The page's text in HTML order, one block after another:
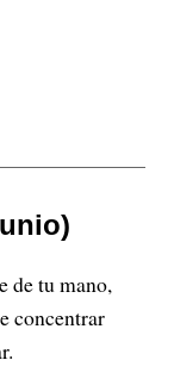
de tu mano,
concentrar